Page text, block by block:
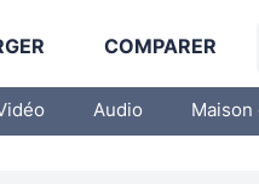
COMPARER
Audio Maison